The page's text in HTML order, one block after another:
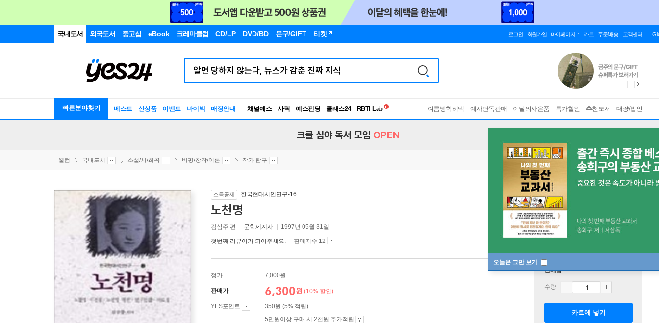
국내도서 외국도서 중고샵 eBook 크레마클럽 CD/LP DVD/BD 문구/GIFT 티켓 로그인 회원가입 마이페이지 카트 주문/배송 고객센터
빠른분야찾기 베스트 신상품 이벤트 바이백 매장안내 채널예스 사락 예스펀딩 클래스24
독서유형검사
여름방학혜택 예사단독판매 이달의사은품 특가할인 추천도서 대량/법인
오늘은 그만 보기
크클 심야 독서 모임 OPEN
웰컴 국내도서 소설/시/희곡 비평/창작/이론 작가 탐구
소득공제 한국현대시인연구-16
노천명
김삼주 편 문학세계사 1997년 05월 31일
첫번째 리뷰어가 되어주세요. 판매지수 12
정가 7,000원
판매가 6,300원 (10% 할인)
YES포인트
350원 (5% 적립)
5만원이상 구매 시 2천원 추가적립
판매중
수량
카트에 넣기